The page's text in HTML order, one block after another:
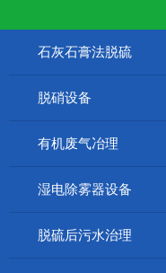
石灰石膏法脱硫
脱硝设备
有机废气冶理
湿电除雾器设备
脱硫后污水治理